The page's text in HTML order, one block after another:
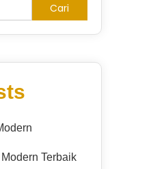
Cari
Terbaik